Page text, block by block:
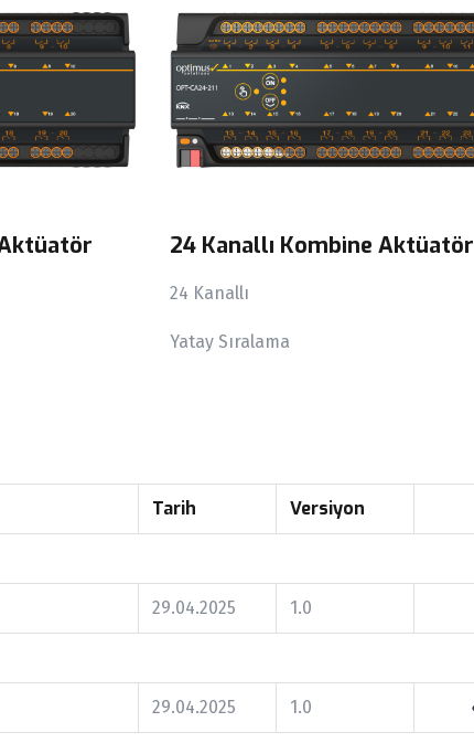
24 Kanallı Kombine Aktüatör
24 Kanallı
Yatay Sıralama
Tarih Versiyon
29.04.2025 1.0
29.04.2025 1.0